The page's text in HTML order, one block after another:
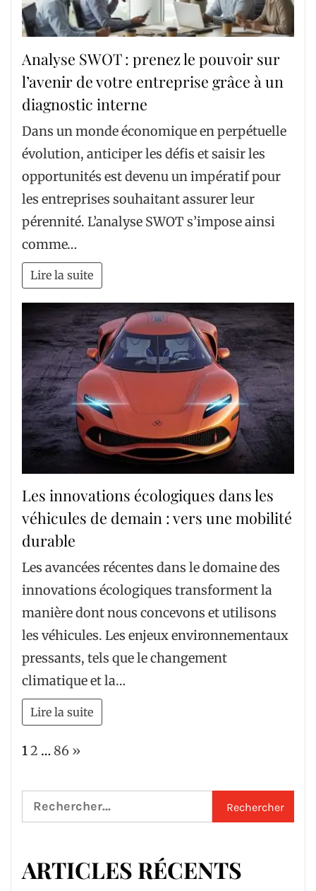
Analyse SWOT : prenez le pouvoir sur
l’avenir de votre entreprise grâce à un
diagnostic interne
Dans un monde économique en perpétuelle
évolution, anticiper les défis et saisir les
opportunités est devenu un impératif pour
les entreprises souhaitant assurer leur
pérennité. L’analyse SWOT s’impose ainsi
comme…
Lire la suite
Les innovations écologiques dans les
véhicules de demain : vers une mobilité
durable
Les avancées récentes dans le domaine des
innovations écologiques transforment la
manière dont nous concevons et utilisons
les véhicules. Les enjeux environnementaux
pressants, tels que le changement
climatique et la…
Lire la suite
Page:
12 … 86 Next
»
Rechercher :
ARTICLES RÉCENTS